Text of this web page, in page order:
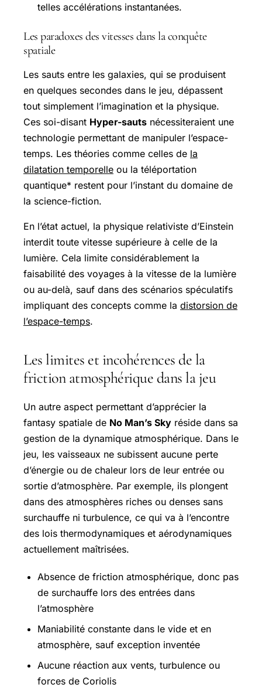
telles accélérations instantanées.
Les paradoxes des vitesses dans la conquête
spatiale
Les sauts entre les galaxies, qui se produisent
en quelques secondes dans le jeu, dépassent
tout simplement l’imagination et la physique.
Ces soi-disant Hyper-sauts nécessiteraient une
technologie permettant de manipuler l’espace-
temps. Les théories comme celles de la
dilatation temporelle ou la téléportation
quantique* restent pour l’instant du domaine de
la science-fiction.
En l’état actuel, la physique relativiste d’Einstein
interdit toute vitesse supérieure à celle de la
lumière. Cela limite considérablement la
faisabilité des voyages à la vitesse de la lumière
ou au-delà, sauf dans des scénarios spéculatifs
impliquant des concepts comme la distorsion de
l’espace-temps.
Les limites et incohérences de la
friction atmosphérique dans la jeu
Un autre aspect permettant d’apprécier la
fantasy spatiale de No Man’s Sky réside dans sa
gestion de la dynamique atmosphérique. Dans le
jeu, les vaisseaux ne subissent aucune perte
d’énergie ou de chaleur lors de leur entrée ou
sortie d’atmosphère. Par exemple, ils plongent
dans des atmosphères riches ou denses sans
surchauffe ni turbulence, ce qui va à l’encontre
des lois thermodynamiques et aérodynamiques
actuellement maîtrisées.
Absence de friction atmosphérique, donc pas
de surchauffe lors des entrées dans
l’atmosphère
Maniabilité constante dans le vide et en
atmosphère, sauf exception inventée
Aucune réaction aux vents, turbulence ou
forces de Coriolis